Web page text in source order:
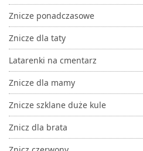
Znicze ponadczasowe
Znicze dla taty
Latarenki na cmentarz
Znicze dla mamy
Znicze szklane duże kule
Znicz dla brata